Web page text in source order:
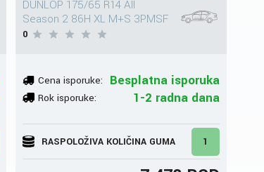
DUNLOP 175/65 R14 All
Season 2 86H XL M+S 3PMSF
0
Cena isporuke: Besplatna isporuka
Rok isporuke: 1-2 radna dana
RASPOLOŽIVA KOLIČINA GUMA 1